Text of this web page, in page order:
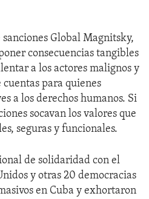
Global Magnitsky,
consecuencias tangibles
a los actores malignos y
para quienes
a los derechos humanos. Si
socavan los valores que
seguras y funcionales.
de solidaridad con el
y otras 20 democracias
en Cuba y exhortaron